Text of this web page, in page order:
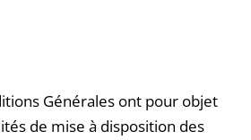
Générales ont pour objet
de mise à disposition des